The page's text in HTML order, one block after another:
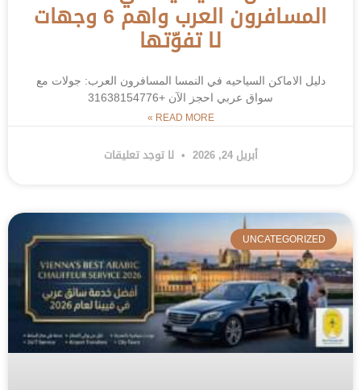
المسافرون العرب واهم 6 وجهات
لا تفوّتها
دليل الاماكن السياحيه في النمسا المسافرون العرب: جولات مع
سواق عربي احجز الآن +31638154776
READ MORE »
أبريل 24, 2026 لا توجد تعليقات
UNCATEGORIZED